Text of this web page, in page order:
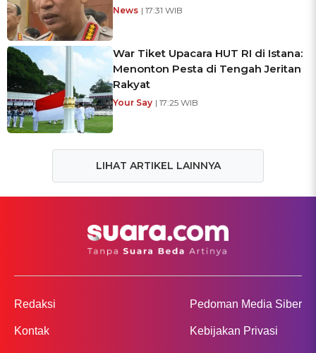
News | 17:31 WIB
War Tiket Upacara HUT RI di Istana:
Menonton Pesta di Tengah Jeritan
Rakyat
Your Say | 17:25 WIB
LIHAT ARTIKEL LAINNYA
Redaksi
Kontak
Pedoman Media Siber
Kebijakan Privasi